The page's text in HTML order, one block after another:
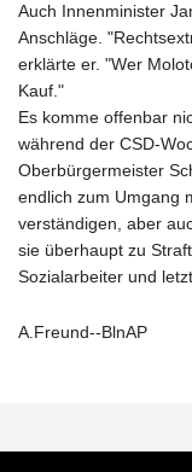
Auch Innenminister
Anschläge.
erklärte er. "Wer
Kauf."
Es komme offenbar
während der CSD-
Oberbürgermeister
endlich zum Umgang
verständigen, aber
sie überhaupt zu
Sozialarbeiter und
A.Freund--BlnAP